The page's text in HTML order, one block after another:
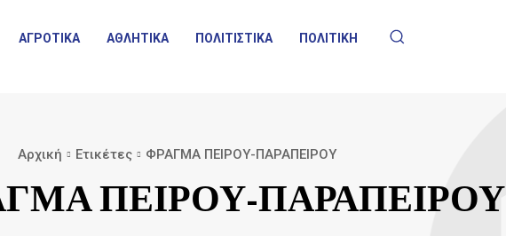
ΑΓΡΟΤΙΚΑ ΑΘΛΗΤΙΚΑ ΠΟΛΙΤΙΣΤΙΚΑ ΠΟΛΙΤΙΚΗ
Αρχική Ετικέτες ΦΡΑΓΜΑ ΠΕΙΡΟΥ-ΠΑΡΑΠΕΙΡΟΥ
ΠΕΙΡΟΥ-ΠΑΡΑΠΕΙΡΟΥ